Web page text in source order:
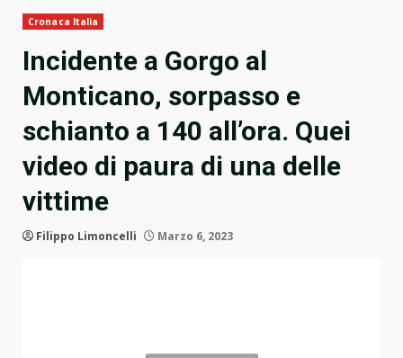
Cronaca Italia
Incidente a Gorgo al
Monticano, sorpasso e
schianto a 140 all’ora. Quei
video di paura di una delle
vittime
Filippo Limoncelli Marzo 6, 2023